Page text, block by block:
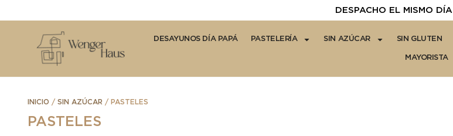
DESPACHO EL MISMO DÍA
DESAYUNOS DÍA PAPÁ PASTELERÍA SIN AZÚCAR SIN GLUTEN
MAYORISTA
INICIO / SIN AZÚCAR / PASTELES
PASTELES